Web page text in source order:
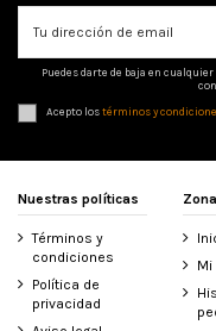
Puedes darte de baja en
Acepto lostérminos y
Nuestras políticas
Términos y
condiciones
Política de
privacidad